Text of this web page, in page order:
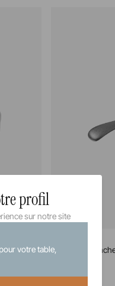
Cocotte à
21 cl
profil
sur notre site
votre table,